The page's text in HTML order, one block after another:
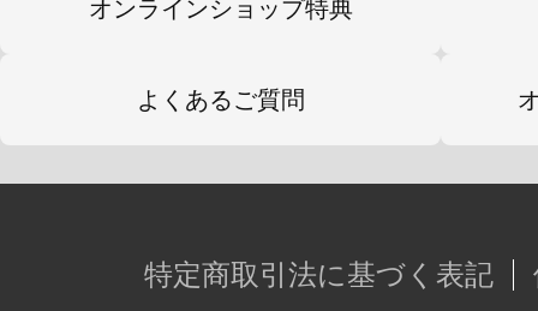
オンラインショップ特典
よくあるご質問
特定商取引法に基づく表記